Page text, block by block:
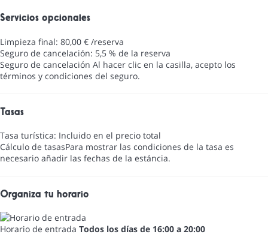
Servicios opcionales
Limpieza final: 80,00 € /reserva
Seguro de cancelación: 5,5 % de la reserva
Seguro de cancelación Al hacer clic en la casilla, acepto los
términos y condiciones del seguro.
Tasas
Tasa turística: Incluido en el precio total
Cálculo de tasasPara mostrar las condiciones de la tasa es
necesario añadir las fechas de la estáncia.
Organiza tu horario
Horario de entrada Todos los días de 16:00 a 20:00